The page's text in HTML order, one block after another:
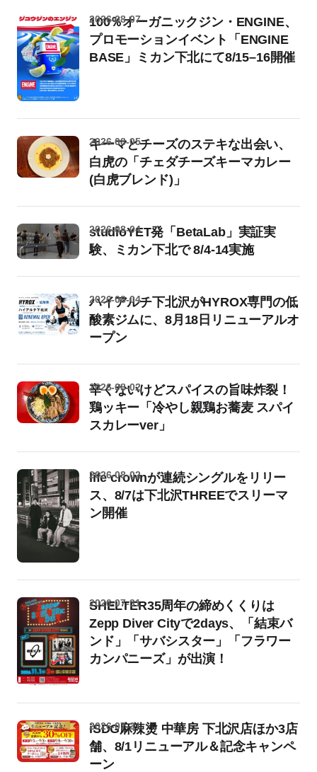
100％オーガニックジン・ENGINE、
プロモーションイベント「ENGINE
BASE」ミカン下北にて8/15–16開催
2026-08-07
キーマとチーズのステキな出会い、
白虎の「チェダチーズキーマカレー
(白虎ブレンド)」
2026-08-05
studioYET発「BetaLab」実証実
験、ミカン下北で 8/4-14実施
2026-08-04
ハイアルチ下北沢がHYROX専門の低
酸素ジムに、8月18日リニューアルオ
ープン
2026-08-04
辛くないけどスパイスの旨味炸裂！
鶏ッキー「冷やし親鶏お蕎麦 スパイ
スカレーver」
2026-08-02
life crownが連続シングルをリリー
ス、8/7は下北沢THREEでスリーマ
ン開催
2026-08-02
SHELTER35周年の締めくくりは
Zepp Diver Cityで2days、「結束バ
ンド」「サバシスター」「フラワー
カンパニーズ」が出演！
2026-07-31
iSDG麻辣燙 中華房 下北沢店ほか3店
舗、8/1リニューアル＆記念キャンペ
ーン
2026-07-31